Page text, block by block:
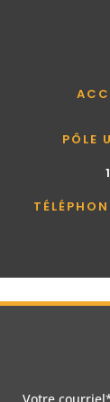
PÔLE